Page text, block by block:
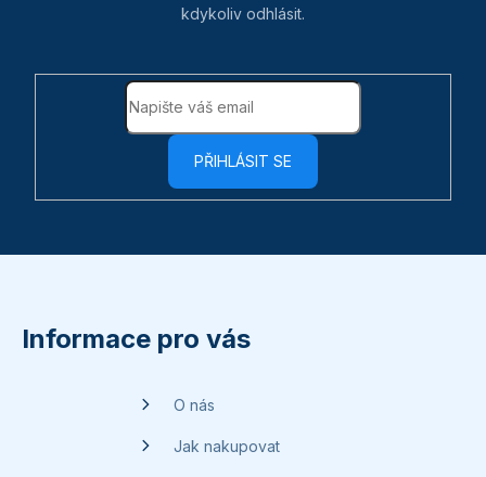
kdykoliv odhlásit.
PŘIHLÁSIT SE
Informace pro vás
O nás
Jak nakupovat